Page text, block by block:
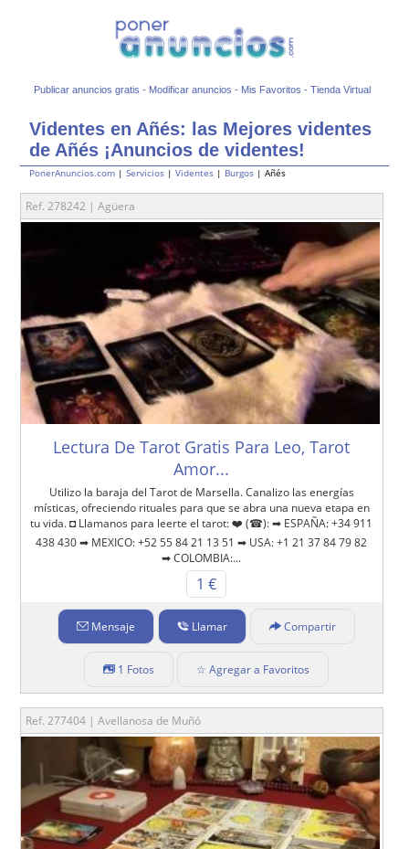
Publicar anuncios gratis - Modificar anuncios - Mis Favoritos -Tienda Virtual
Videntes en Añés: las Mejores videntes
de Añés ¡Anuncios de videntes!
PonerAnuncios.com |Servicios |Videntes | Burgos | Añés
Ref. 278242 | Agüera
Lectura De Tarot Gratis Para Leo, Tarot
Amor...
Utilizo la baraja del Tarot de Marsella. Canalizo las energías
místicas, ofreciendo rituales para que se abra una nueva etapa en
tu vida. ◘ Llamanos para leerte el tarot: ❤️ (☎): ➡ ESPAÑA: +34 911
438 430 ➡ MEXICO: +52 55 84 21 13 51 ➡ USA: +1 21 37 84 79 82
➡ COLOMBIA:...
1 €
Mensaje Llamar Compartir
1 Fotos ☆ Agregar a Favoritos
Ref. 277404 | Avellanosa de Muñó